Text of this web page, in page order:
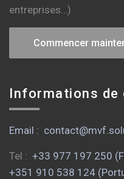
entreprises…)
Commencer
Informations de
Email :
Tel : +33 977 197 250
+351 910 538 124